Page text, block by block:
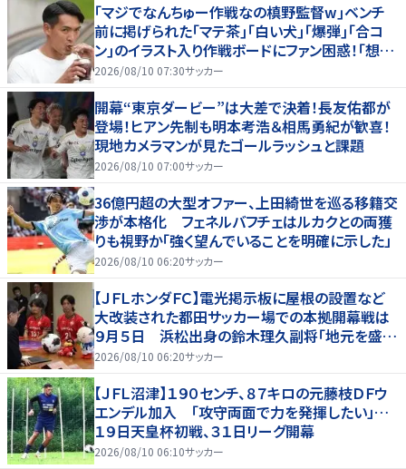
｢マジでなんちゅー作戦なの槙野監督w｣ベンチ
前に掲げられた｢マテ茶｣｢白い犬｣｢爆弾｣｢合コ
ン｣のイラスト入り作戦ボードにファン困惑！｢想像
よりデカくて吹いた｣
2026/08/10 07:30サッカー
開幕“東京ダービー”は大差で決着！長友佑都が
登場！ヒアン先制も明本考浩＆相馬勇紀が歓喜！
現地カメラマンが見たゴールラッシュと課題
2026/08/10 07:00サッカー
36億円超の大型オファー、上田綺世を巡る移籍交
渉が本格化 フェネルバフチェはルカクとの両獲
りも視野か「強く望んでいることを明確に示した」
2026/08/10 06:20サッカー
【ＪＦＬホンダＦＣ】電光掲示板に屋根の設置など
大改装された都田サッカー場での本拠開幕戦は
９月５日 浜松出身の鈴木理久副将「地元を盛り
上げたい」
2026/08/10 06:20サッカー
【ＪＦＬ沼津】１９０センチ、８７キロの元藤枝ＤＦウ
エンデル加入 「攻守両面で力を発揮したい」…
１９日天皇杯初戦、３１日リーグ開幕
2026/08/10 06:10サッカー